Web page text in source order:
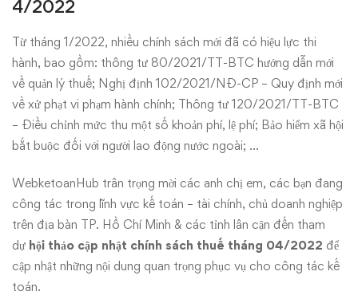
tháng
4/2022
4/2022
Từ tháng 1/2022, nhiều chính sách mới đã có hiệu lực thi
hành, bao gồm: thông tư 80/2021/TT-BTC hướng dẫn mới
về quản lý thuế; Nghị định 102/2021/NĐ-CP – Quy định mới
về xử phạt vi phạm hành chính; Thông tư 120/2021/TT-BTC
– Điều chỉnh mức thu một số khoản phí, lệ phí; Bảo hiểm xã hội
bắt buộc đối với người lao động nước ngoài; …
WebketoanHub trân trọng mời các anh chị em, các bạn đang
công tác trong lĩnh vực kế toán – tài chính, chủ doanh nghiệp
trên địa bàn TP. Hồ Chí Minh & các tỉnh lân cận đến tham
dự hội thảo cập nhật chính sách thuế tháng 04/2022 để
cập nhật những nội dung quan trọng phục vụ cho công tác kế
toán.